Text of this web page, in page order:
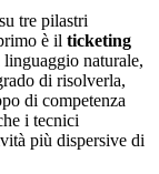
tre pilastri
è il ticketing
linguaggio naturale,
di risolverla,
di competenza
i tecnici
più dispersive di